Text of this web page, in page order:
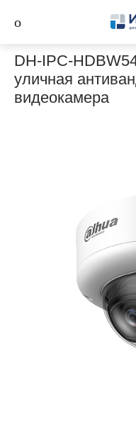
DH-IPC-
уличная
видеокамера